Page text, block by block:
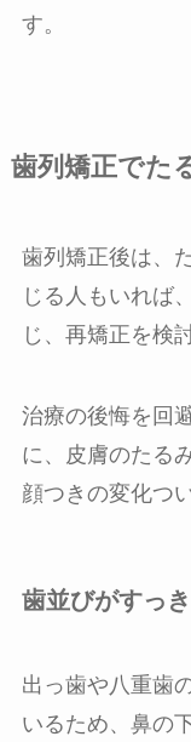
す。
歯列矯正でた
歯列矯正後は、
じる人もいれば
じ、再矯正を検
治療の後悔を回
に、皮膚のたる
顔つきの変化つ
歯並びがすっ
出っ歯や八重歯
いるため、鼻の